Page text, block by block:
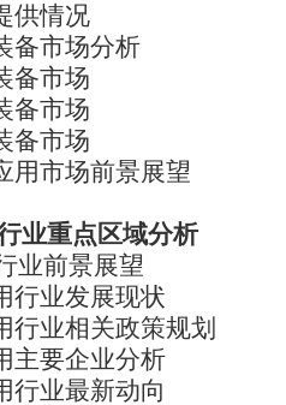
供情况
备市场分析
备市场
备市场
备市场
用市场前景展望
业重点区域分析
业前景展望
行业发展现状
行业相关政策规划
主要企业分析
行业最新动向